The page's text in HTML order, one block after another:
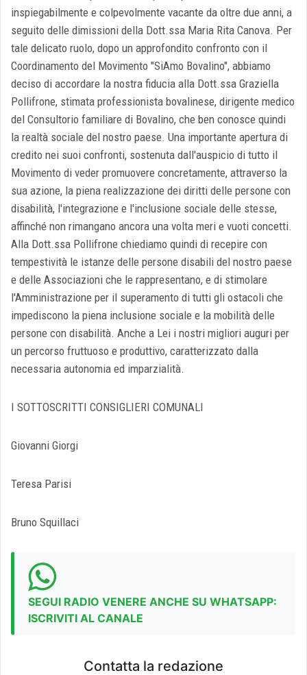
inspiegabilmente e colpevolmente vacante da oltre due anni, a
seguito delle dimissioni della Dott.ssa Maria Rita Canova. Per
tale delicato ruolo, dopo un approfondito confronto con il
Coordinamento del Movimento "SiAmo Bovalino", abbiamo
deciso di accordare la nostra fiducia alla Dott.ssa Graziella
Pollifrone, stimata professionista bovalinese, dirigente medico
del Consultorio familiare di Bovalino, che ben conosce quindi
la realtà sociale del nostro paese. Una importante apertura di
credito nei suoi confronti, sostenuta dall'auspicio di tutto il
Movimento di veder promuovere concretamente, attraverso la
sua azione, la piena realizzazione dei diritti delle persone con
disabilità, l'integrazione e l'inclusione sociale delle stesse,
affinché non rimangano ancora una volta meri e vuoti concetti.
Alla Dott.ssa Pollifrone chiediamo quindi di recepire con
tempestività le istanze delle persone disabili del nostro paese
e delle Associazioni che le rappresentano, e di stimolare
l'Amministrazione per il superamento di tutti gli ostacoli che
impediscono la piena inclusione sociale e la mobilità delle
persone con disabilità. Anche a Lei i nostri migliori auguri per
un percorso fruttuoso e produttivo, caratterizzato dalla
necessaria autonomia ed imparzialità.
I SOTTOSCRITTI CONSIGLIERI COMUNALI
Giovanni Giorgi
Teresa Parisi
Bruno Squillaci
SEGUI RADIO VENERE ANCHE SU WHATSAPP:
ISCRIVITI AL CANALE
Contatta la redazione